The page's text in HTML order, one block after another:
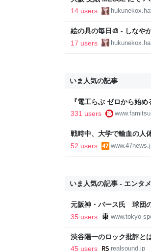
14 users
絵の具の毎日🎨 - しなや
17 users
いま人気の記事
『電工らぶ ゼロから始
インと勉強。青春しなが
331 users
戦時中、大学で輸血の人
52 users
いま人気の記事 - エンタメ
元阪神・バース氏 球団
いた」 | 東スポWEB
35 users www.tokyo-
渋谷陽一のロック批評と
ックン・ロール 渋谷陽一
45 users realsound.jp